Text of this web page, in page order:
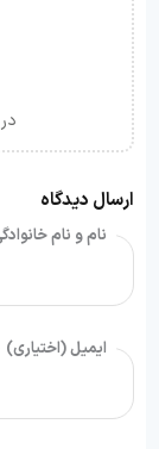
ارسال دیدگاه
نام و نام
ایمیل (اختیاری)